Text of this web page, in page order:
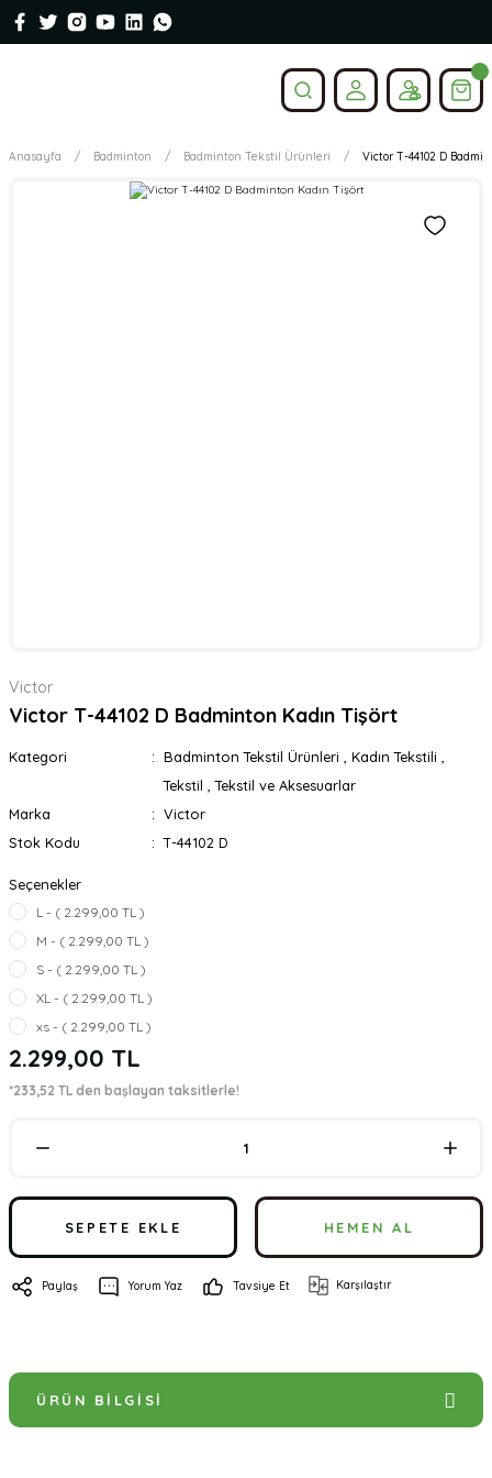
Anasayfa Badminton Badminton Tekstil Ürünleri Victor T-44102 D
Victor
Victor T-44102 D Badminton Kadın Tişört
Kategori Badminton Tekstil Ürünleri Kadın Tekstili
Tekstil
,Tekstil ve Aksesuarlar
Marka
Victor
Stok Kodu
T-44102 D
Seçenekler
L - ( 2.299,00 TL )
M - ( 2.299,00 TL )
S - ( 2.299,00 TL )
XL - ( 2.299,00 TL )
xs - ( 2.299,00 TL )
2.299,00 TL
*233,52 TL den başlayan taksitlerle!
SEPETE EKLE HEMEN AL
Paylaş Yorum Yaz Tavsiye Et Karşılaştır
ÜRÜN BILGISI